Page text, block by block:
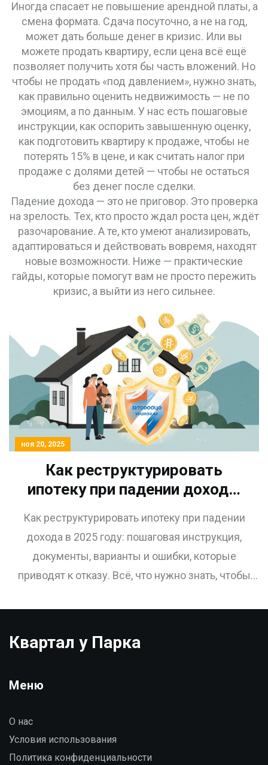
Иногда спасает не повышение арендной платы, а
смена формата. Сдача посуточно, а не на год,
может дать больше денег в кризис. Или вы
можете продать квартиру, если цена всё ещё
позволяет получить хотя бы часть вложений. Но
чтобы не продать «под давлением», нужно знать,
как правильно оценить недвижимость — не по
эмоциям, а по данным. У нас есть пошаговые
инструкции, как оспорить завышенную оценку,
как подготовить квартиру к продаже, чтобы не
потерять 15% в цене, и как считать налог при
продаже с долями детей — чтобы не остаться
без денег после сделки.
Падение дохода — это не приговор. Это проверка
на зрелость. Тех, кто просто ждал роста цен, ждёт
разочарование. А те, кто умеют анализировать,
адаптироваться и действовать вовремя, находят
новые возможности. Ниже — практические
гайды, которые помогут вам не просто пережить
кризис, а выйти из него сильнее.
ноя 20, 2025
Как реструктурировать
ипотеку при падении дохода:
2025 года
Как реструктурировать ипотеку при падении
дохода в 2025 году: пошаговая инструкция,
документы, варианты и ошибки, которые
приводят к отказу. Всё, что нужно знать, чтобы
Квартал у Парка
Меню
О нас
Условия использования
Политика конфиденциальности